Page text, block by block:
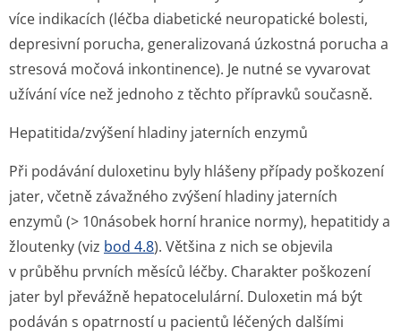
více indikacích (léčba diabetické neuropatické bolesti,
depresivní porucha, generalizovaná úzkostná porucha a
stresová močová inkontinence). Je nutné se vyvarovat
užívání více než jednoho z těchto přípravků současně.
Hepatitida/zvýšení hladiny jaterních enzymů
Při podávání duloxetinu byly hlášeny případy poškození
jater, včetně závažného zvýšení hladiny jaterních
enzymů (> 10násobek horní hranice normy), hepatitidy a
žloutenky (viz bod 4.8). Většina z nich se objevila
v průběhu prvních měsíců léčby. Charakter poškození
jater byl převážně hepatocelulární. Duloxetin má být
podáván s opatrností u pacientů léčených dalšími